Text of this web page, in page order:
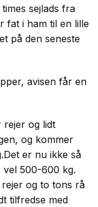
sejlads fra
fat i ham til en lille
på den seneste
avisen får en
rejer og lidt
og kommer
er nu ikke så
vel 500-600 kg.
og to tons rå
tilfredse med